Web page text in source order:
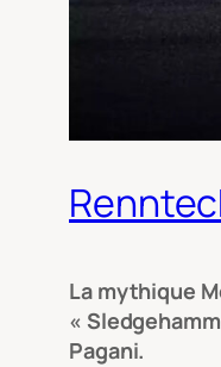
La mythique
«
Pagani.